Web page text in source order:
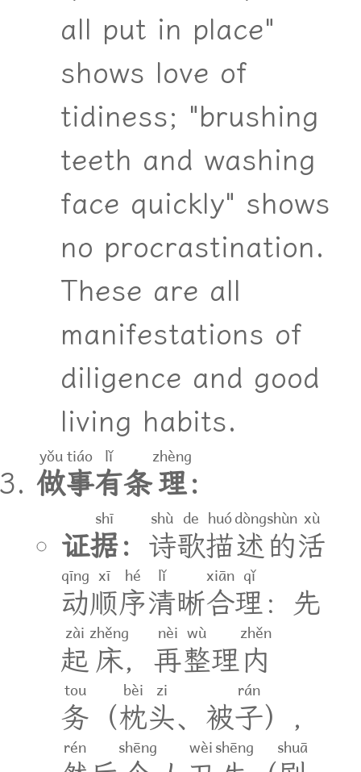
all put in place"
shows love of
tidiness; "brushing
teeth and washing
face quickly" shows
no procrastination.
These are all
manifestations of
diligence and good
living habits.
做
yǒu
事
tiáo
有
lǐ
条理
zhèng
：
证据
shī
： 诗
shù
歌
de
描
huó
述
dòng
的
shùn
活
xù
动
qīng
顺
xī
序
hé
清
lǐ
晰合
xiān
理
qǐ
： 先
起
zài
床
zhěng
， 再
nèi
整
wù
理内
zhěn
务
tou
（枕
bèi
头
zi
、 被子
rán
） ，
rén shēng wèishēng shuā